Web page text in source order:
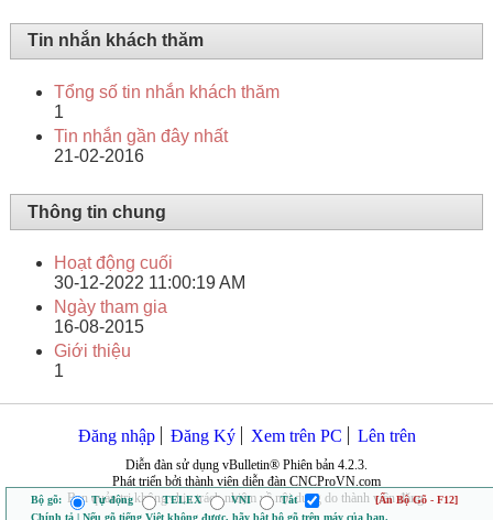
Tin nhắn khách thăm
Tổng số tin nhắn khách thăm
1
Tin nhắn gần đây nhất
21-02-2016
Thông tin chung
Hoạt động cuối
30-12-2022 11:00:19 AM
Ngày tham gia
16-08-2015
Giới thiệu
1
Đăng nhập Đăng Ký Xem trên PC Lên trên
Diễn đàn sử dụng vBulletin® Phiên bản 4.2.3.
Phát triển bởi thành viên diễn đàn CNCProVN.com
Ban quản trị không chịu trách nhiệm về nội dung do thành viên đăng.
Bộ gõ: Tự động TELEX VNI Tắt
[Ẩn Bộ Gõ - F12]
Chính tả | Nếu gõ tiếng Việt không được, hãy bật bộ gõ trên máy của bạn.